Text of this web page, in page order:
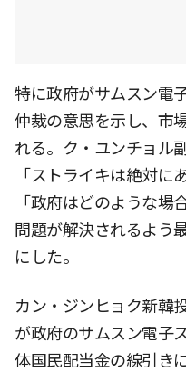
特に政府がサムスン電
仲裁の意思を示し、市
れる。ク・ユンチョル
「ストライキは絶対に
「政府はどのような場
問題が解決されるよう
にした。
カン・ジンヒョク新韓
が政府のサムスン電子
体国民配当金の線引き